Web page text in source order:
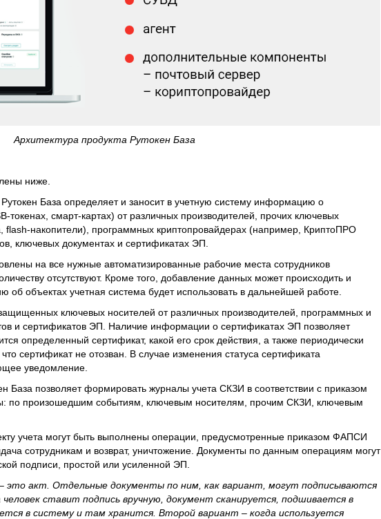
Архитектура продукта Рутокен База
ниже.
Рутокен База определяет и заносит в учетную систему информацию о
смарт-картах) от различных производителей, прочих ключевых
flash-накопители), программных криптопровайдерах (например, КриптоПРО
ключевых документах и сертификатах ЭП.
на все нужные автоматизированные рабочие места сотрудников
отсутствуют. Кроме того, добавление данных может происходить и
объектах учетная система будет использовать в дальнейшей работе.
ключевых носителей от различных производителей, программных и
и сертификатов ЭП. Наличие информации о сертификатах ЭП позволяет
определенный сертификат, какой его срок действия, а также периодически
сертификат не отозван. В случае изменения статуса сертификата
уведомление.
База позволяет формировать журналы учета СКЗИ в соответствии с приказом
по произошедшим событиям, ключевым носителям, прочим СКЗИ, ключевым
учета могут быть выполнены операции, предусмотренные приказом ФАПСИ
сотрудникам и возврат, уничтожение. Документы по данным операциям могут
подписи, простой или усиленной ЭП.
это акт. Отдельные документы по ним, как вариант, могут подписываются
ставит подпись вручную, документ сканируется, подшивается в
в систему и там хранится. Второй вариант – когда используется